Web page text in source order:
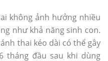
không ảnh hưởng nhiều
như khả năng sinh con.
thai kéo dài có thể gây
tháng đầu sau khi dùng